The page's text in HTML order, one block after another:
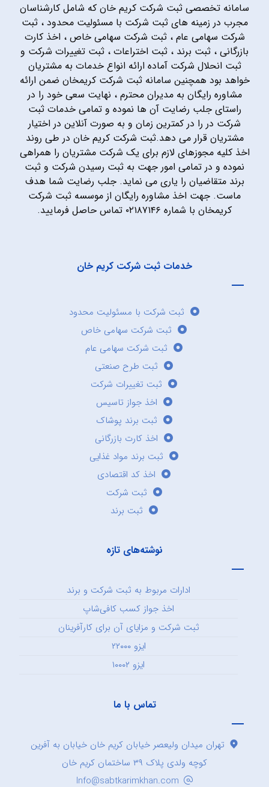
سامانه تخصصی ثبت شرکت کریم خان که شامل کارشناسان
مجرب در زمینه های ثبت شرکت با مسئولیت محدود ، ثبت
شرکت سهامی عام ، ثبت شرکت سهامی خاص ، اخذ کارت
بازرگانی ، ثبت برند ، ثبت اختراعات ، ثبت تغییرات شرکت و
ثبت انحلال شرکت آماده ارائه انواع خدمات به مشتریان
خواهد بود همچنین سامانه ثبت شرکت کریمخان ضمن ارائه
مشاوره رایگان به مدیران محترم ، نهایت سعی خود را در
راستای جلب رضایت آن ها نموده و تمامی خدمات ثبت
شرکت در را در کمترین زمان و به صورت آنلاین در اختیار
مشتریان قرار می دهد.ثبت شرکت کریم خان در طی روند
اخذ کلیه مجوزهای لازم برای یک شرکت مشتریان را همراهی
نموده و در تمامی امور جهت به ثبت رسیدن شرکت و ثبت
برند متقاضیان را یاری می نماید. جلب رضایت شما هدف
ماست. جهت اخذ مشاوره رایگان از موسسه ثبت شرکت
کریمخان با شماره ۰۲۱۸۷۱۴۶ تماس حاصل فرمایید.
خدمات ثبت شرکت کریم خان
ثبت شرکت با مسئولیت محدود
ثبت شرکت سهامی خاص
ثبت شرکت سهامی عام
ثبت طرح صنعتی
ثبت تغییرات شرکت
اخذ جواز تاسیس
ثبت برند پوشاک
اخذ کارت بازرگانی
ثبت برند مواد غذایی
اخذ کد اقتصادی
ثبت شرکت
ثبت برند
نوشته‌های تازه
ادارات مربوط به ثبت شرکت و برند
اخذ جواز کسب کافی‌شاپ
ثبت شرکت و مزایای آن برای کارآفرینان
ایزو ۲۲۰۰۰
ایزو ۱۰۰۰۲
تماس با ما
تهران میدان ولیعصر خیابان کریم خان خیابان به آفرین
کوچه ولدی پلاک ۳۹ ساختمان کریم خان
Info@sabtkarimkhan.com